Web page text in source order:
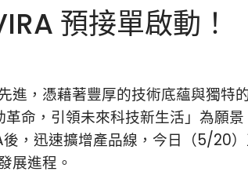
預接單啟動！
進，憑藉著豐厚的技術底蘊與
命，引領未來科技新生活」為願
後，迅速擴增產品線，今日（5/20
展進程。